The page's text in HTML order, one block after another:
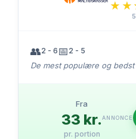
👥2 - 6 📅 2 - 5
De mest populære og
Fra
33 kr.
pr. portion
ANNONCE